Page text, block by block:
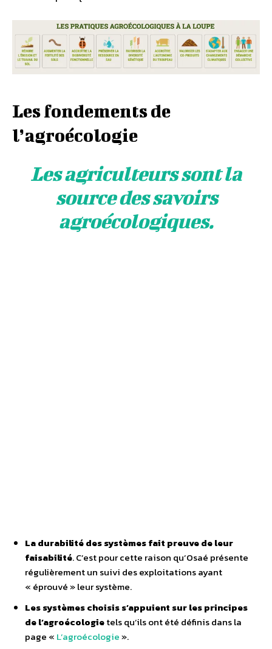
Les fondements de
l’agroécologie
Les agriculteurs sont la
source des savoirs
agroécologiques.
La durabilité des systèmes fait preuve de leur
faisabilité. C’est pour cette raison qu’Osaé présente
régulièrement un suivi des exploitations ayant
« éprouvé » leur système.
Les systèmes choisis s’appuient sur les principes
de l’agroécologietels qu’ils ont été définis dans la
page « L’agroécologie».